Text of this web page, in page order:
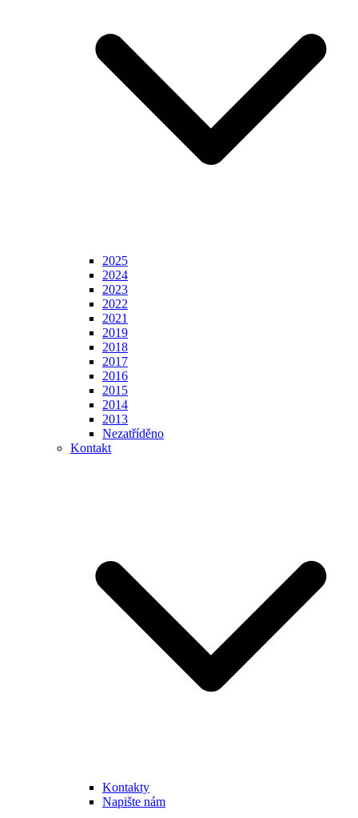
2025
2024
2023
2022
2021
2019
2018
2017
2016
2015
2014
2013
Nezatříděno
Kontakt
Kontakty
Napište nám